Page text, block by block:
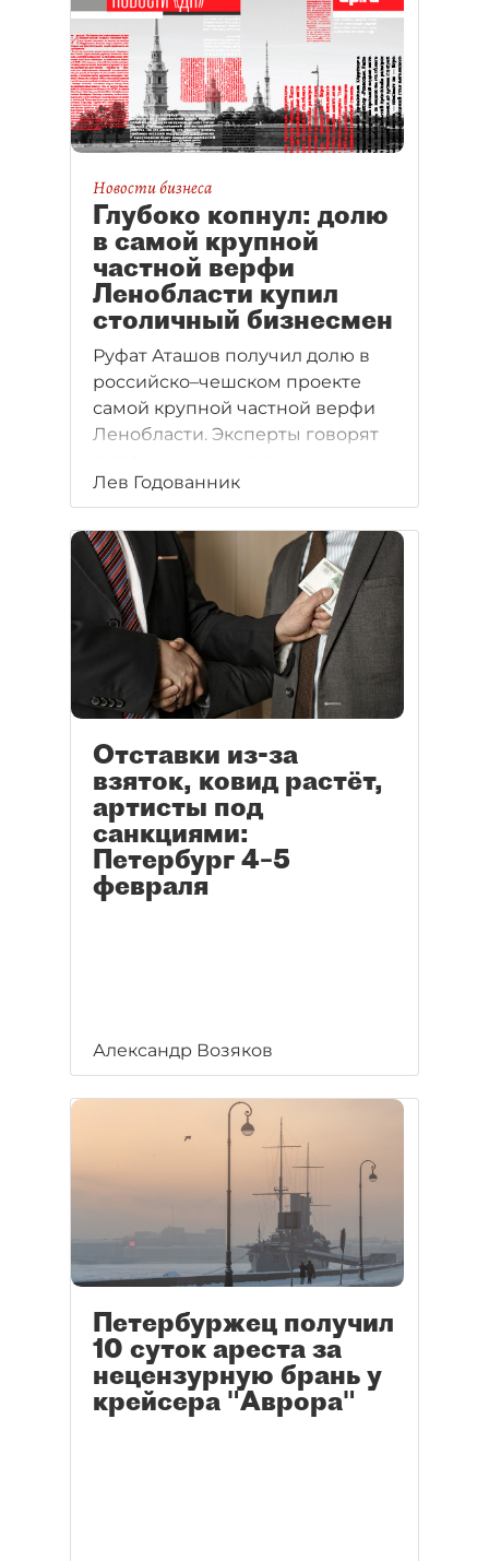
Новости бизнеса
Глубоко копнул: долю
в самой крупной
частной верфи
Ленобласти купил
столичный бизнесмен
Руфат Аташов получил долю в
российско–чешском проекте
самой крупной частной верфи
Ленобласти. Эксперты говорят
инвестиций в бизнес
с участником
из недружественной страны.
Лев Годованник
Отставки из-за
взяток, ковид растёт,
артисты под
санкциями:
Петербург 4–5
февраля
Александр Возяков
Петербуржец получил
10 суток ареста за
нецензурную брань у
крейсера "Аврора"